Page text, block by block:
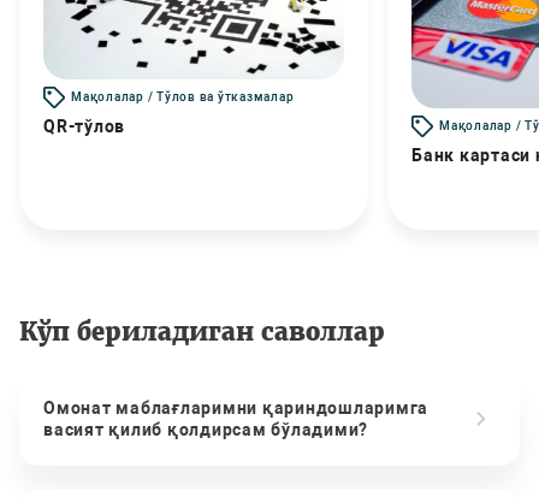
Мақолалар / Тўлов ва ўтказмалар
QR-тўлов Мақолалар /
Банк картаси
Кўп бериладиган саволлар
Омонат маблағларимни қариндошларимга
васият қилиб қолдирсам бўладими?